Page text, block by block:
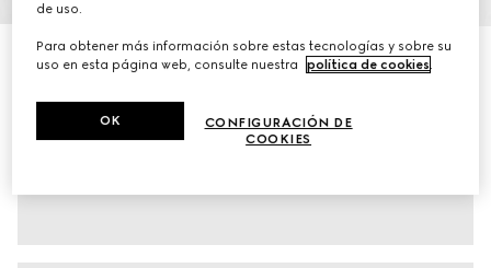
Tenis Gucci Re-Web para hombre
de uso.
Para obtener más información sobre estas tecnologías y sobre su
uso en esta página web, consulte nuestra
política de cookies.
CONFIGURACIÓN DE
COOKIES
OK